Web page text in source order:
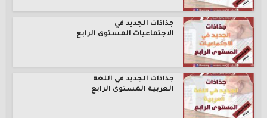
جذاذات الجديد في
الاجتماعيات المستوى الرابع
جذاذات الجديد في اللغة
العربية المستوى الرابع